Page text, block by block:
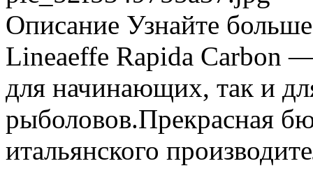
Описание Узнайте
Lineaeffe Rapida Carbon
для начинающих, так и
рыболовов.Прекрасная
итальянского